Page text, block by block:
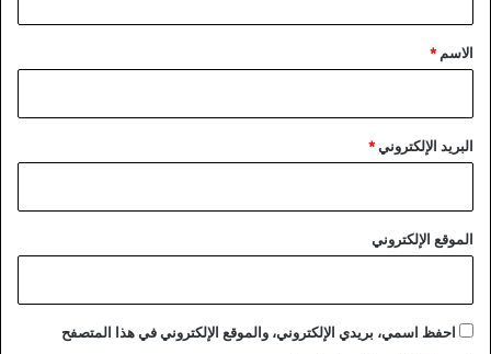
*
الاسم *
البريد الإلكتروني*
الموقع الإلكتروني
احفظ اسمي، بريدي الإلكتروني، والموقع الإلكتروني في هذا المتصفح